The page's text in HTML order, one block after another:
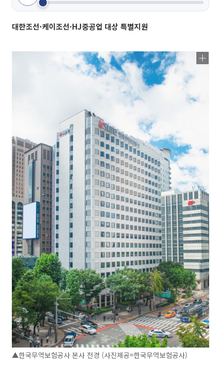
대한조선·케이조선·HJ중공업 대상 특별지원
▲한국무역보험공사 본사 전경 (사진제공=한국무역보험공사)